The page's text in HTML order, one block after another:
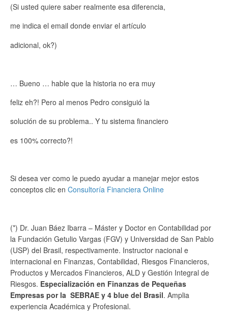
(Si usted quiere saber realmente esa diferencia,
me indica el email donde enviar el artículo
adicional, ok?)
… Bueno … hable que la historia no era muy
feliz eh?! Pero al menos Pedro consiguió la
solución de su problema.. Y tu sistema financiero
es 100% correcto?!
Si desea ver como le puedo ayudar a manejar mejor estos
conceptos clic en Consultoría Financiera Online
(*) Dr. Juan Báez Ibarra – Máster y Doctor en Contabilidad por
la Fundación Getulio Vargas (FGV) y Universidad de San Pablo
(USP) del Brasil, respectivamente. Instructor nacional e
internacional en Finanzas, Contabilidad, Riesgos Financieros,
Productos y Mercados Financieros, ALD y Gestión Integral de
Riesgos. Especialización en Finanzas de Pequeñas
Empresas por la SEBRAE y 4 blue del Brasil. Amplia
experiencia Académica y Profesional.